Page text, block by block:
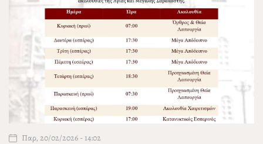
Παρ, 20/02/2026 - 14:02